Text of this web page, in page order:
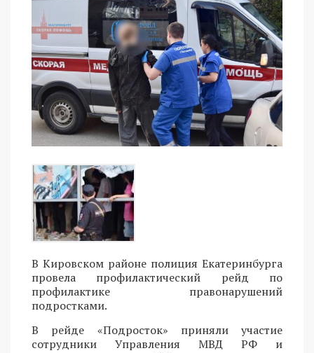
В Кировском районе полиция Екатеринбурга
провела профилактический рейд по
профилактике правонарушений
подростками.
В рейде «Подросток» приняли участие
сотрудники Управления МВД РФ и